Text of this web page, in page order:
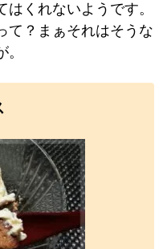
くれないようです。
て？まぁそれはそうな
。